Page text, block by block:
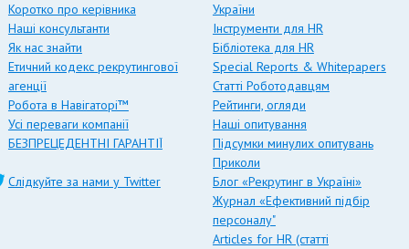
Коротко про керівника
Наші консультанти
Як нас знайти
Етичний кодекс рекрутингової
агенції
Робота в Навігаторі™
Усі переваги компанії
БЕЗПРЕЦЕДЕНТНІ ГАРАНТІЇ
Слідкуйте за нами у Twitter
України
Інструменти для HR
Бібліотека для HR
Special Reports & Whitepapers
Статті Роботодавцям
Рейтинги, огляди
Наші опитування
Підсумки минулих опитувань
Приколи
Блог «Рекрутинг в Україні»
Журнал «Ефективний підбір
персоналу"
Articles for HR (статті